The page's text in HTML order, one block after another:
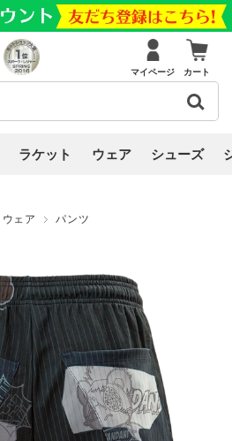
マイページ カート
ラケット ウェア シューズ
ウェア パンツ